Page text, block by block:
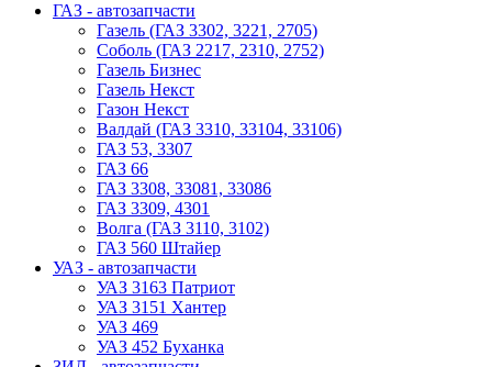
ГАЗ - автозапчасти
Газель (ГАЗ 3302, 3221, 2705)
Соболь (ГАЗ 2217, 2310, 2752)
Газель Бизнес
Газель Некст
Газон Некст
Валдай (ГАЗ 3310, 33104, 33106)
ГАЗ 53, 3307
ГАЗ 66
ГАЗ 3308, 33081, 33086
ГАЗ 3309, 4301
Волга (ГАЗ 3110, 3102)
ГАЗ 560 Штайер
УАЗ - автозапчасти
УАЗ 3163 Патриот
УАЗ 3151 Хантер
УАЗ 469
УАЗ 452 Буханка